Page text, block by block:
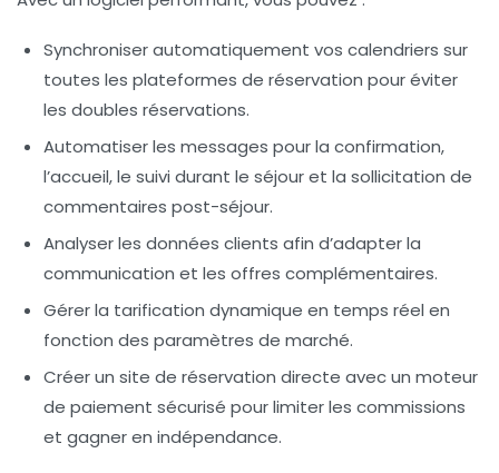
Synchroniser automatiquement vos calendriers sur
toutes les plateformes de réservation pour éviter
les doubles réservations.
Automatiser les messages pour la confirmation,
l’accueil, le suivi durant le séjour et la sollicitation de
commentaires post-séjour.
Analyser les données clients afin d’adapter la
communication et les offres complémentaires.
Gérer la tarification dynamique en temps réel en
fonction des paramètres de marché.
Créer un site de réservation directe avec un moteur
de paiement sécurisé pour limiter les commissions
et gagner en indépendance.